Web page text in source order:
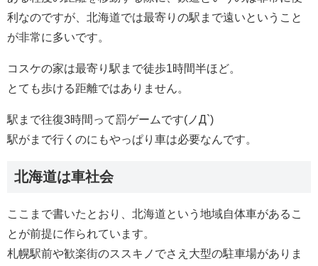
利なのですが、北海道では最寄りの駅まで遠いということ
が非常に多いです。
コスケの家は最寄り駅まで徒歩1時間半ほど。
とても歩ける距離ではありません。
駅まで往復3時間って罰ゲームです(ノД`)
駅がまで行くのにもやっぱり車は必要なんです。
北海道は車社会
ここまで書いたとおり、北海道という地域自体車があるこ
とが前提に作られています。
札幌駅前や歓楽街のススキノでさえ大型の駐車場がありま